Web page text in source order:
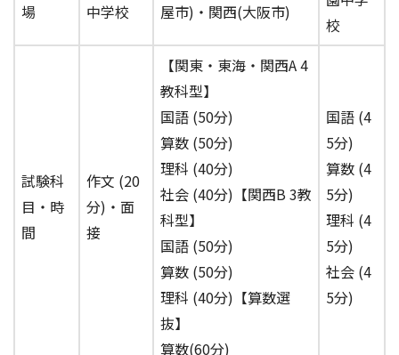
場
中学校
屋市)・関西(大阪市)
校
試験科
目・時
間
作文 (20
分)・面
接
【関東・東海・関西A 4
教科型】
国語 (50分)
算数 (50分)
理科 (40分)
社会 (40分)【関西B 3教
科型】
国語 (50分)
算数 (50分)
理科 (40分)【算数選
抜】
算数(60分)
国語 (4
5分)
算数 (4
5分)
理科 (4
5分)
社会 (4
5分)